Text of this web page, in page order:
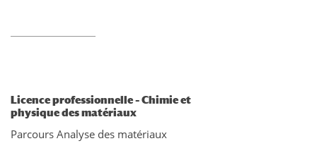
Licence professionnelle – Chimie et
physique des matériaux
Parcours Analyse des matériaux